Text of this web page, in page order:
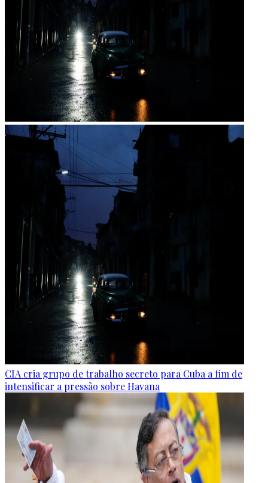
CIA cria grupo de trabalho secreto para Cuba a fim de
intensificar a pressão sobre Havana